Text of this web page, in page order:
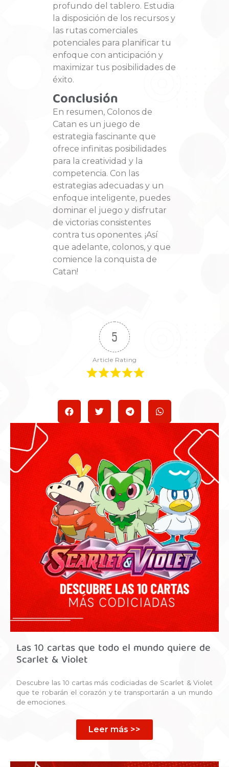
profundo del tablero. Estudia
la disposición de los recursos y
las rutas comerciales
potenciales para planificar tu
enfoque con anticipación y
maximizar tus posibilidades de
éxito.
Conclusión
En resumen, Colonos de
Catan es un juego de
estrategia fascinante que
ofrece infinitas posibilidades
para la creatividad y la
competencia. Con las
estrategias adecuadas y un
enfoque inteligente, puedes
dominar el juego y disfrutar
de victorias consistentes
contra tus oponentes. ¡Así
que adelante, colonos, y que
comience la conquista de
Catan!
5
Article Rating
Las 10 cartas que todo el mundo quiere de
Scarlet & Violet
Descubre las 10 cartas más codiciadas de Scarlet & Violet
que te robarán el corazón y te transportarán a un mundo
de emociones.
Leer más >>